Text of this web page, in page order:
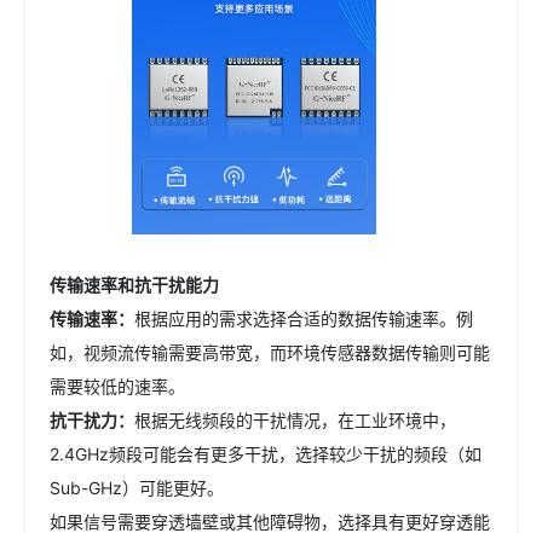
传输速率和抗干扰能力
传输速率： 根据应用的需求选择合适的数据传输速率。例
如，视频流传输需要高带宽，而环境传感器数据传输则可能
需要较低的速率。
抗干扰力： 根据无线频段的干扰情况，在工业环境中，
2.4GHz频段可能会有更多干扰，选择较少干扰的频段（如
Sub-GHz）可能更好。
如果信号需要穿透墙壁或其他障碍物，选择具有更好穿透能